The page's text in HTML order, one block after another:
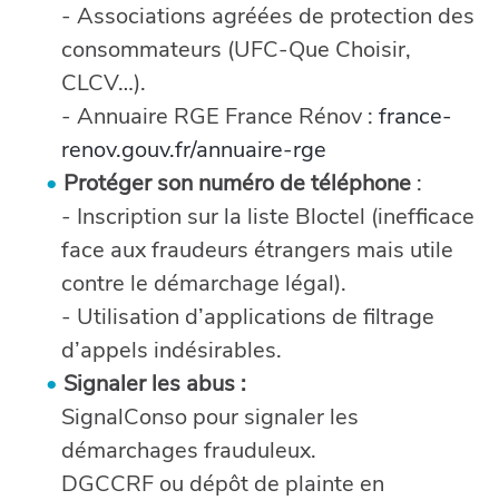
- Associations agréées de protection des
consommateurs (UFC-Que Choisir,
CLCV…).
- Annuaire RGE France Rénov :france-
renov.gouv.fr/annuaire-rge
Protéger son numéro de téléphone :
- Inscription sur la liste Bloctel (inefficace
face aux fraudeurs étrangers mais utile
contre le démarchage légal).
- Utilisation d’applications de filtrage
d’appels indésirables.
Signaler les abus :
SignalConso pour signaler les
démarchages frauduleux.
DGCCRF ou dépôt de plainte en